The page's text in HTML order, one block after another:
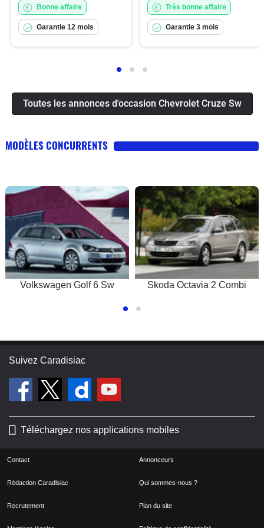
Bonne affaire
Garantie 12 mois
Très bonne affaire
Garantie 3 mois
Toutes les annonces d'occasion Chevrolet Cruze Sw
MODÈLES CONCURRENTS
Volkswagen Golf 6 Sw Skoda Octavia 2 Combi
Suivez Caradisiac
Téléchargez nos applications mobiles
Contact Annonceurs
Rédaction Caradisiac Qui sommes-nous ?
Recrutement Plan du site